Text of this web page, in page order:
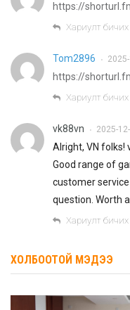
https://
Хариулт бичих
Tom2896 •
https://
Хариулт бичих
vk88vn • 2025-
Alright, VN folks!
Good range of
customer
question. Worth
Хариулт бичих
ХОЛБООТОЙ МЭДЭЭ